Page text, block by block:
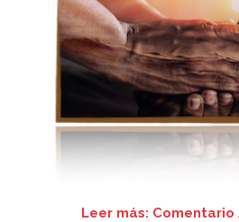
Leer más: Comentario